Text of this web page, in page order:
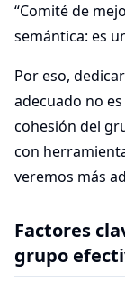
“Comité de
semántica: es
Por eso,
adecuado no
cohesión del
con
veremos más
Factores
grupo